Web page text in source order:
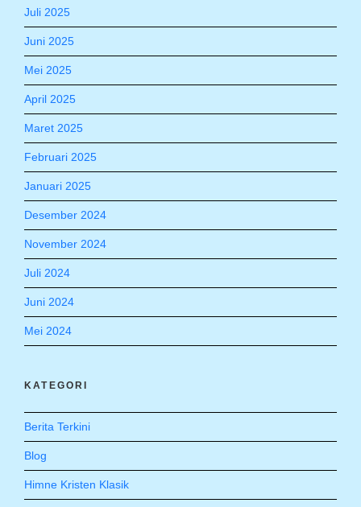
Juli 2025
Juni 2025
Mei 2025
April 2025
Maret 2025
Februari 2025
Januari 2025
Desember 2024
November 2024
Juli 2024
Juni 2024
Mei 2024
KATEGORI
Berita Terkini
Blog
Himne Kristen Klasik